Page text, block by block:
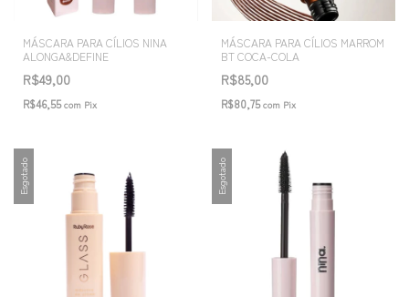
MÁSCARA PARA CÍLIOS NINA
ALONGA&DEFINE
R$49,00
R$46,55com Pix
MÁSCARA PARA CÍLIOS MARROM
BT COCA-COLA
R$85,00
R$80,75com Pix
Esgotado Esgotado